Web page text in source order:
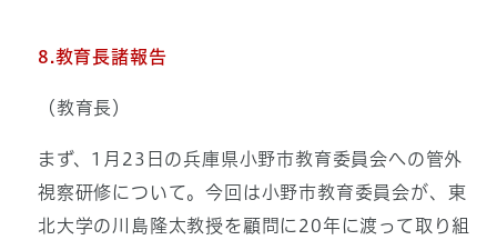
8.教育長諸報告
（教育長）
まず、1月23日の兵庫県小野市教育委員会への管外
視察研修について。今回は小野市教育委員会が、東
北大学の川島隆太教授を顧問に20年に渡って取り組